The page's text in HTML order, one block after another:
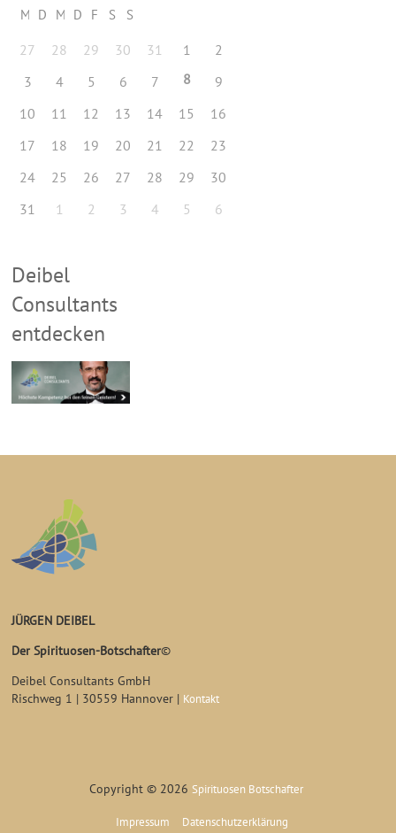
M D M D F S S
27 28 29 30 31 1
2
3
4 5 6 7 8
9
10
11 12 13 14 15
16
17
18 19 20 21 22
23
24
25 26 27 28 29
30
31
1 2 3 4 5 6
Deibel
Consultants
entdecken
JÜRGEN DEIBEL
Der Spirituosen-Botschafter©
Deibel Consultants GmbH
Rischweg 1 | 30559 Hannover | Kontakt
Copyright © 2026 Spirituosen Botschafter
Impressum Datenschutzerklärung